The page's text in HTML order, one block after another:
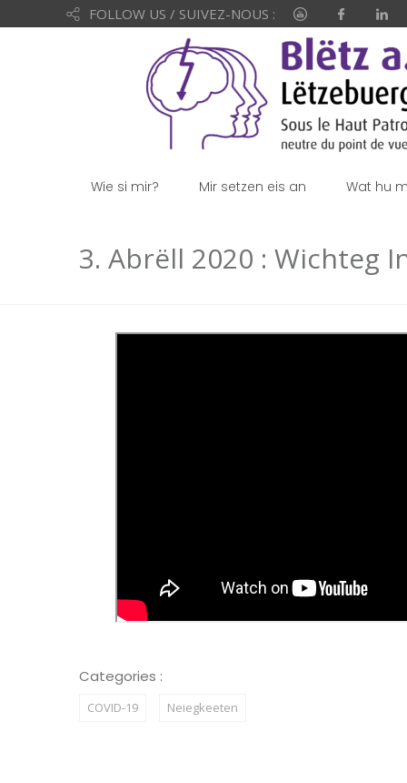
FOLLOW US / SUIVEZ-NOUS :
Wie si mir? Mir setzen eis an Wat hu
3. Abrëll 2020 : Wichteg
Categories :
COVID-19 Neiegkeeten